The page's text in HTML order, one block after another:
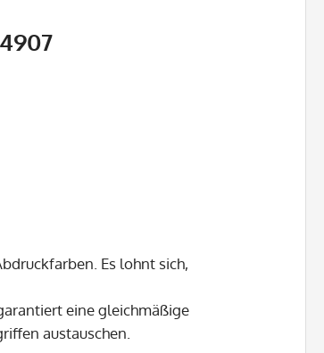
Es lohnt sich,
eine gleichmäßige
austauschen.